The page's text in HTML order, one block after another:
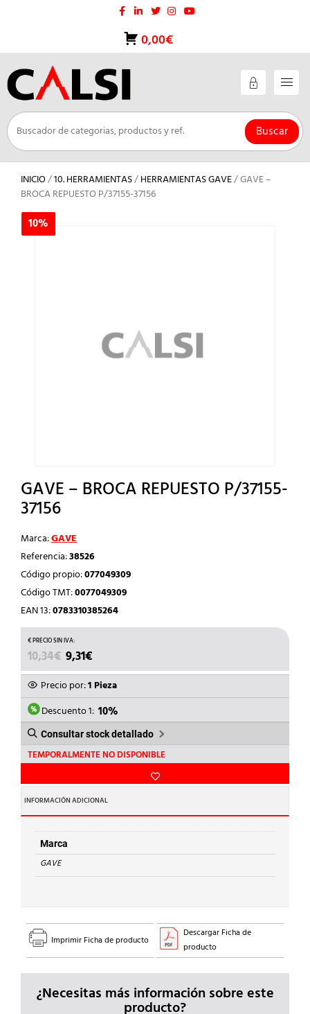
0,00€
Buscar
INICIO/10. HERRAMIENTAS/HERRAMIENTAS GAVE/ GAVE –
BROCA REPUESTO P/37155-37156
10%
GAVE – BROCA REPUESTO P/37155-
37156
Marca:GAVE
Referencia:38526
Código propio:077049309
Código TMT:0077049309
EAN 13:0783310385264
10,34€ EL
PRECIO
ORIGINAL
ERA:
10,34€.
9,31€
PRECIO
ACTUAL
ES:
9,31€.
Precio por:1 Pieza
Descuento 1: 10%
Consultar stock detallado
TEMPORALMENTE NO DISPONIBLE
INFORMACIÓN ADICIONAL
Marca
GAVE
10%
Imprimir Ficha de producto
Descargar Ficha de
producto
¿Necesitas más información sobre este
producto?